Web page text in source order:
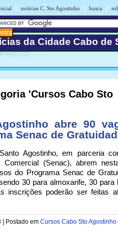
| notícias C. Sto Agostinho | busca |
da Cidade Cabo de
'Cursos Cabo Sto
abre 90
Senac de
Agostinho, em parceria
Comercial (Senac), abrem
do Programa Senac de
30 para almoxarife, 30 para
inscrições poderão ser feitas
| Postado em Cursos Cabo Sto Agostinho